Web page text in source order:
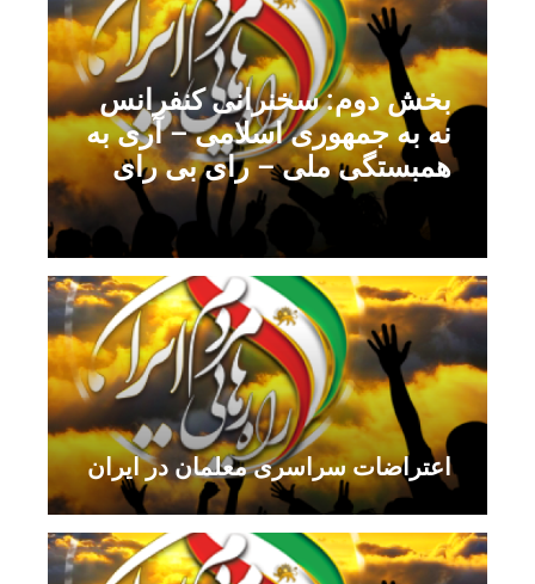
بخش دوم: سخنرانی کنفرانس
نه به جمهوری اسلامی – آری به
همبستگی ملی – رای بی رای
اعتراضات سراسری معلمان در ایران